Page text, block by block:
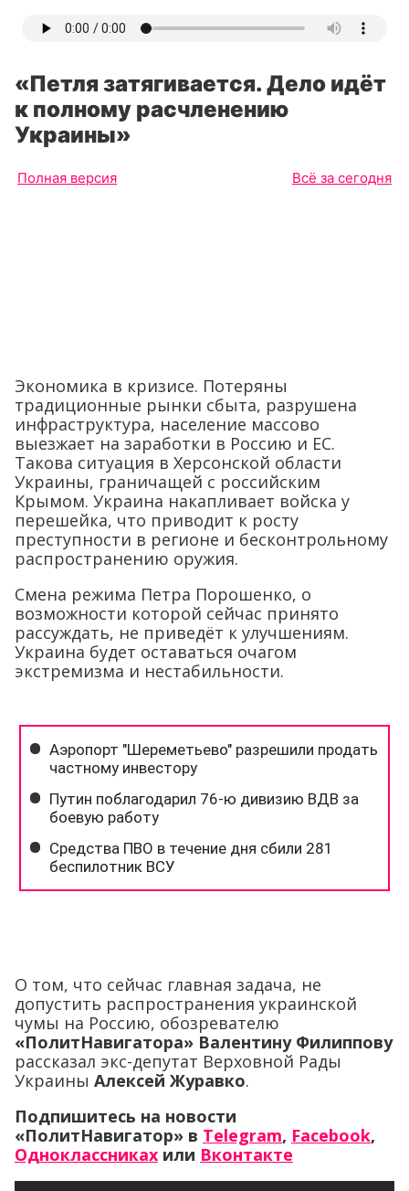
«Петля затягивается. Дело идёт
к полному расчленению
Украины»
Полная версия Всё за сегодня
Экономика в кризисе. Потеряны
традиционные рынки сбыта, разрушена
инфраструктура, население массово
выезжает на заработки в Россию и ЕС.
Такова ситуация в Херсонской области
Украины, граничащей с российским
Крымом. Украина накапливает войска у
перешейка, что приводит к росту
преступности в регионе и бесконтрольному
распространению оружия.
Смена режима Петра Порошенко, о
возможности которой сейчас принято
рассуждать, не приведёт к улучшениям.
Украина будет оставаться очагом
экстремизма и нестабильности.
О том, что сейчас главная задача, не
допустить распространения украинской
чумы на Россию, обозревателю
«ПолитНавигатора» Валентину Филиппову
рассказал экс-депутат Верховной Рады
Украины Алексей Журавко.
Подпишитесь на новости
«ПолитНавигатор» в Telegram, Facebook,
Одноклассниках или Вконтакте